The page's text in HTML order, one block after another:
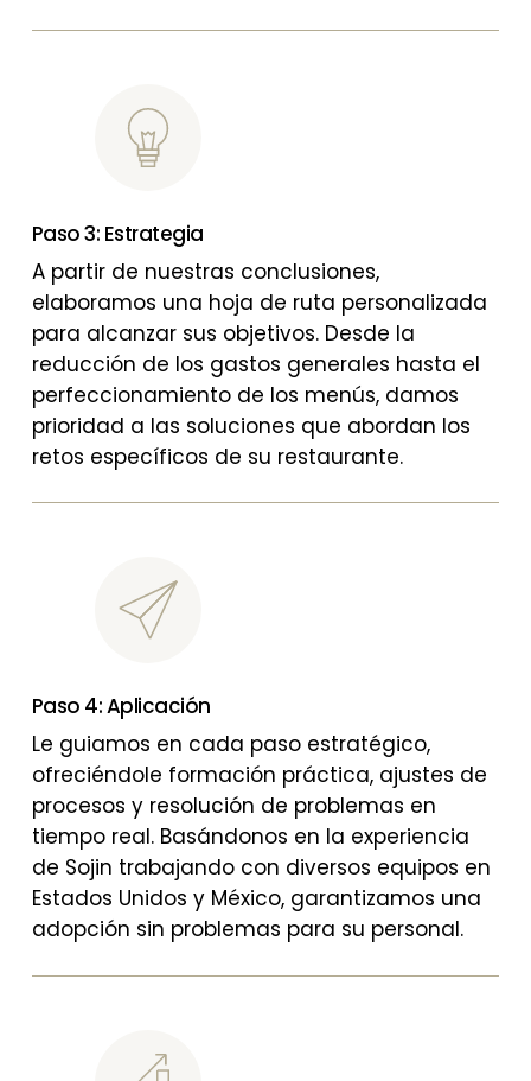
Paso 3: Estrategia
A partir de nuestras conclusiones,
elaboramos una hoja de ruta personalizada
para alcanzar sus objetivos. Desde la
reducción de los gastos generales hasta el
perfeccionamiento de los menús, damos
prioridad a las soluciones que abordan los
retos específicos de su restaurante.
Paso 4: Aplicación
Le guiamos en cada paso estratégico,
ofreciéndole formación práctica, ajustes de
procesos y resolución de problemas en
tiempo real. Basándonos en la experiencia
de Sojin trabajando con diversos equipos en
Estados Unidos y México, garantizamos una
adopción sin problemas para su personal.